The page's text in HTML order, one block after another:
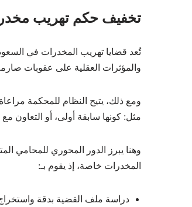
تخفيف حكم تهريب
تُعد قضايا تهريب المخدرات في
والمؤثرات العقلية على عقوبات
ومع ذلك، يتيح النظام للمحكمة
مثل: كونها سابقة أولى، أو التعاون
وهنا يبرز الدور المحوري للمحامي
المخدرات خاصة، إذ يقوم بـ:
دراسة ملف القضية بدقة واستخراج